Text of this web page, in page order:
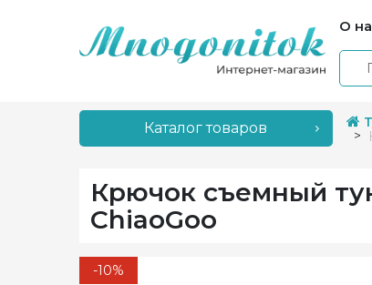
О
Каталог товаров
Крючок съемный
ChiaoGoo
-10%